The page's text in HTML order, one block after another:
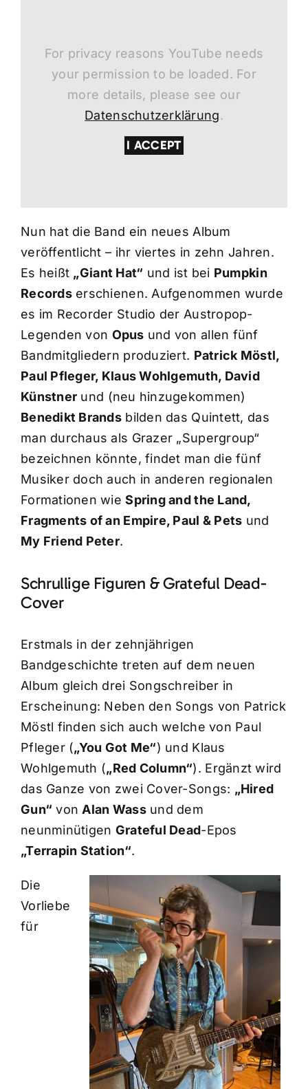
For privacy reasons YouTube needs
your permission to be loaded. For
more details, please see our
Datenschutzerklärung.
I ACCEPT
Nun hat die Band ein neues Album
veröffentlicht – ihr viertes in zehn Jahren.
Es heißt „Giant Hat“ und ist bei Pumpkin
Recordserschienen. Aufgenommen wurde
es im Recorder Studio der Austropop-
Legenden von Opus und von allen fünf
Bandmitgliedern produziert. Patrick Möstl,
Paul Pfleger, Klaus Wohlgemuth, David
Künstner und (neu hinzugekommen)
Benedikt Brands bilden das Quintett, das
man durchaus als Grazer „Supergroup“
bezeichnen könnte, findet man die fünf
Musiker doch auch in anderen regionalen
Formationen wieSpring and the Land,
Fragments of an Empire, Paul & Pets und
My Friend Peter.
Schrullige Figuren & Grateful Dead-
Cover
Erstmals in der zehnjährigen
Bandgeschichte treten auf dem neuen
Album gleich drei Songschreiber in
Erscheinung: Neben den Songs von Patrick
Möstl finden sich auch welche von Paul
Pfleger („You Got Me“) und Klaus
Wohlgemuth („Red Column“). Ergänzt wird
das Ganze von zwei Cover-Songs: „Hired
Gun“ von Alan Wassund dem
neunminütigen Grateful Dead-Epos
„Terrapin Station“.
Die
Vorliebe
für